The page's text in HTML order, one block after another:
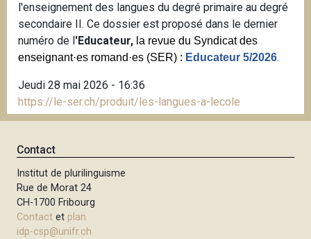
l'enseignement des langues du degré primaire au degré
secondaire II. Ce dossier est proposé dans le dernier
numéro de l 'Educateur, la revue du Syndicat des
enseignant·es romand·es (SER) : Educateur 5/2026.
Jeudi 28 mai 2026 - 16:36
https://le-ser.ch/produit/les-langues-a-lecole
Contact
Institut de plurilinguisme
Rue de Morat 24
CH-1700 Fribourg
Contact et plan
idp-csp@unifr.ch